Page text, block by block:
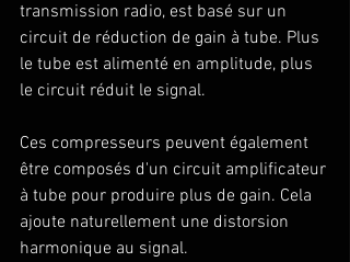
transmission radio, est basé sur un
circuit de réduction de gain à tube. Plus
le tube est alimenté en amplitude, plus
le circuit réduit le signal.
Ces compresseurs peuvent également
être composés d'un circuit amplificateur
à tube pour produire plus de gain. Cela
ajoute naturellement une distorsion
harmonique au signal.